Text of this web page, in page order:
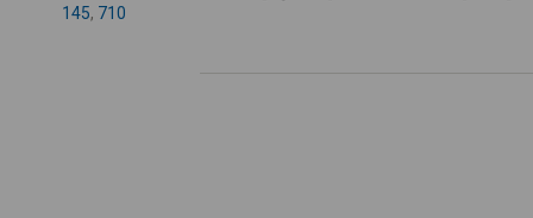
145, 710